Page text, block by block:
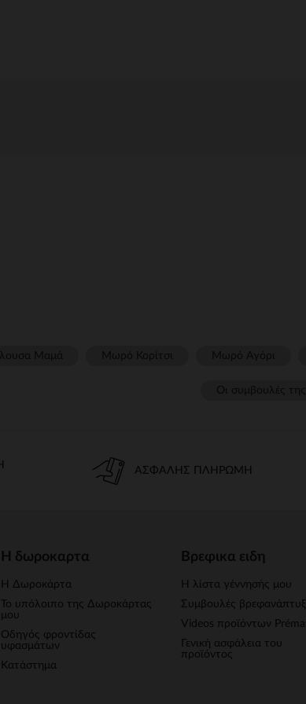
ΑΣΦΑΛΉΣ ΠΛΗΡΩΜΉ
Η δωροκαρτα
Η Δωροκάρτα
Το υπόλοιπο της Δωροκάρτας
μου
Οδηγός φροντίδας
υφασμάτων
Κατάστημα
Βρεφικα ειδη
Η λίστα γέννησής μου
Συμβουλές
Videos προϊόντων
Γενική ασφάλεια του
προϊόντος